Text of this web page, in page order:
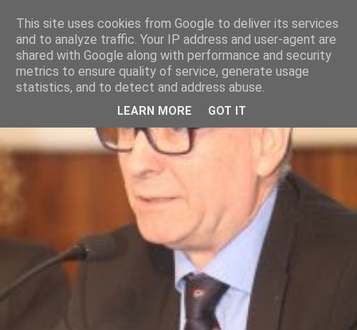
This site uses cookies from Google to deliver its services
and to analyze traffic. Your IP address and user-agent are
shared with Google along with performance and security
metrics to ensure quality of service, generate usage
statistics, and to detect and address abuse.
LEARN MORE GOT IT